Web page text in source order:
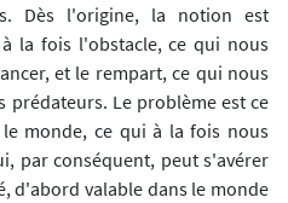
Dès l'origine, la notion est
la fois l'obstacle, ce qui nous
et le rempart, ce qui nous
prédateurs. Le problème est ce
monde, ce qui à la fois nous
par conséquent, peut s'avérer
d'abord valable dans le monde